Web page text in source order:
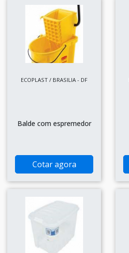
ECOPLAST / BRASILIA - DF
Balde com espremedor
Cotar agora